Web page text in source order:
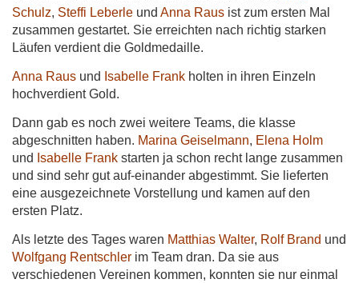
Schulz, Steffi Leberle und Anna Raus ist zum ersten Mal
zusammen gestartet. Sie erreichten nach richtig starken
Läufen verdient die Goldmedaille.
Anna Raus und Isabelle Frank holten in ihren Einzeln
hochverdient Gold.
Dann gab es noch zwei weitere Teams, die klasse
abgeschnitten haben. Marina Geiselmann, Elena Holm
und Isabelle Frank starten ja schon recht lange zusammen
und sind sehr gut auf-einander abgestimmt. Sie lieferten
eine ausgezeichnete Vorstellung und kamen auf den
ersten Platz.
Als letzte des Tages waren Matthias Walter, Rolf Brand und
Wolfgang Rentschler im Team dran. Da sie aus
verschiedenen Vereinen kommen, konnten sie nur einmal